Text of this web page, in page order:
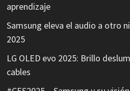
aprendizaje
Samsung eleva el audio a otro
2025
LG OLED evo 2025: Brillo
cables